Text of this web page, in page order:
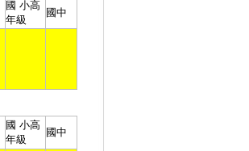
國 小高
年級
國中
國 小高
年級
國中